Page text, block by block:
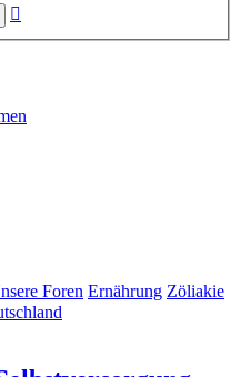
Foren Ernährung Zöliakie